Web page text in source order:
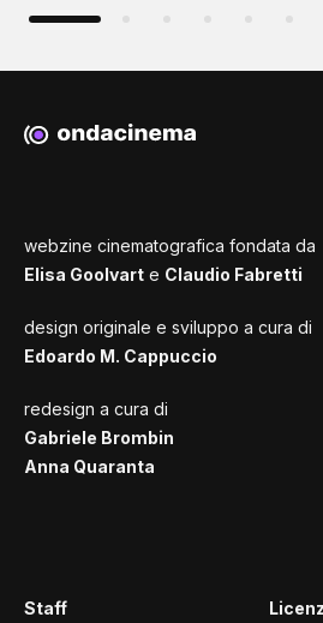
webzine cinematografica fondata da
Elisa Goolvart e Claudio Fabretti
design originale e sviluppo a cura di
Edoardo M. Cappuccio
redesign a cura di
Gabriele Brombin
Anna Quaranta
Staff